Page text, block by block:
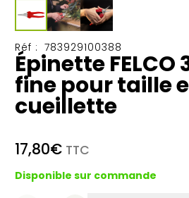
Réf : 783929100388
Épinette FELCO
fine pour taille
cueillette
17,80€ TTC
Disponible sur commande